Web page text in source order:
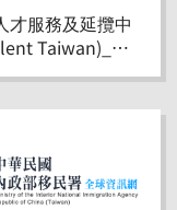
才服務及延攬中
Taiwan)_勞
動力發展署